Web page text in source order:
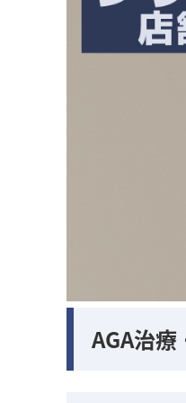
AGA治